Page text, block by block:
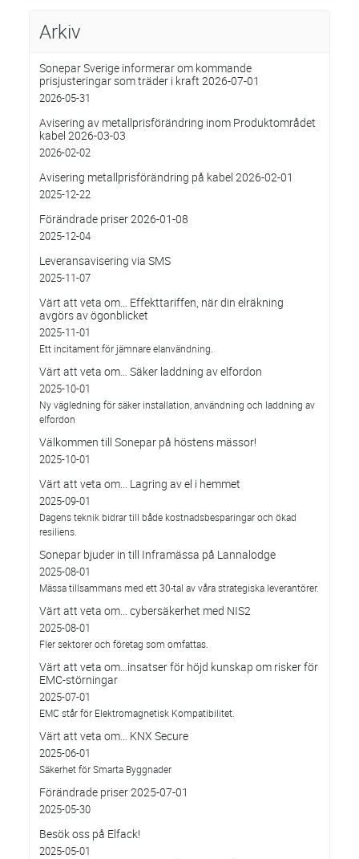
Arkiv
Sonepar Sverige informerar om kommande
prisjusteringar som träder i kraft 2026-07-01
2026-05-31
Avisering av metallprisförändring inom Produktområdet
kabel 2026-03-03
2026-02-02
Avisering metallprisförändring på kabel 2026-02-01
2025-12-22
Förändrade priser 2026-01-08
2025-12-04
Leveransavisering via SMS
2025-11-07
Värt att veta om… Effekttariffen, när din elräkning
avgörs av ögonblicket
2025-11-01
Ett incitament för jämnare elanvändning.
Värt att veta om… Säker laddning av elfordon
2025-10-01
Ny vägledning för säker installation, användning och laddning av
elfordon
Välkommen till Sonepar på höstens mässor!
2025-10-01
Värt att veta om... Lagring av el i hemmet
2025-09-01
Dagens teknik bidrar till både kostnadsbesparingar och ökad
resiliens.
Sonepar bjuder in till Inframässa på Lannalodge
2025-08-01
Mässa tillsammans med ett 30-tal av våra strategiska leverantörer.
Värt att veta om... cybersäkerhet med NIS2
2025-08-01
Fler sektorer och företag som omfattas.
Värt att veta om…insatser för höjd kunskap om risker för
EMC-störningar
2025-07-01
EMC står för Elektromagnetisk Kompatibilitet.
Värt att veta om… KNX Secure
2025-06-01
Säkerhet för Smarta Byggnader
Förändrade priser 2025-07-01
2025-05-30
Besök oss på Elfack!
2025-05-01